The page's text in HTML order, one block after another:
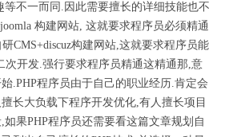
等不一而同.因此需要擅长的详细技能也不
构建网站, 这就要求程序员必须精通
CMS+discuz构建网站,这就要求程序员能
次开发.强行要求程序员精通这精通那,意
.PHP程序员由于自己的职业经历.肯定会
长大负载下程序开发优化,有人擅长项目
果PHP程序员还需要看这篇文章规划自